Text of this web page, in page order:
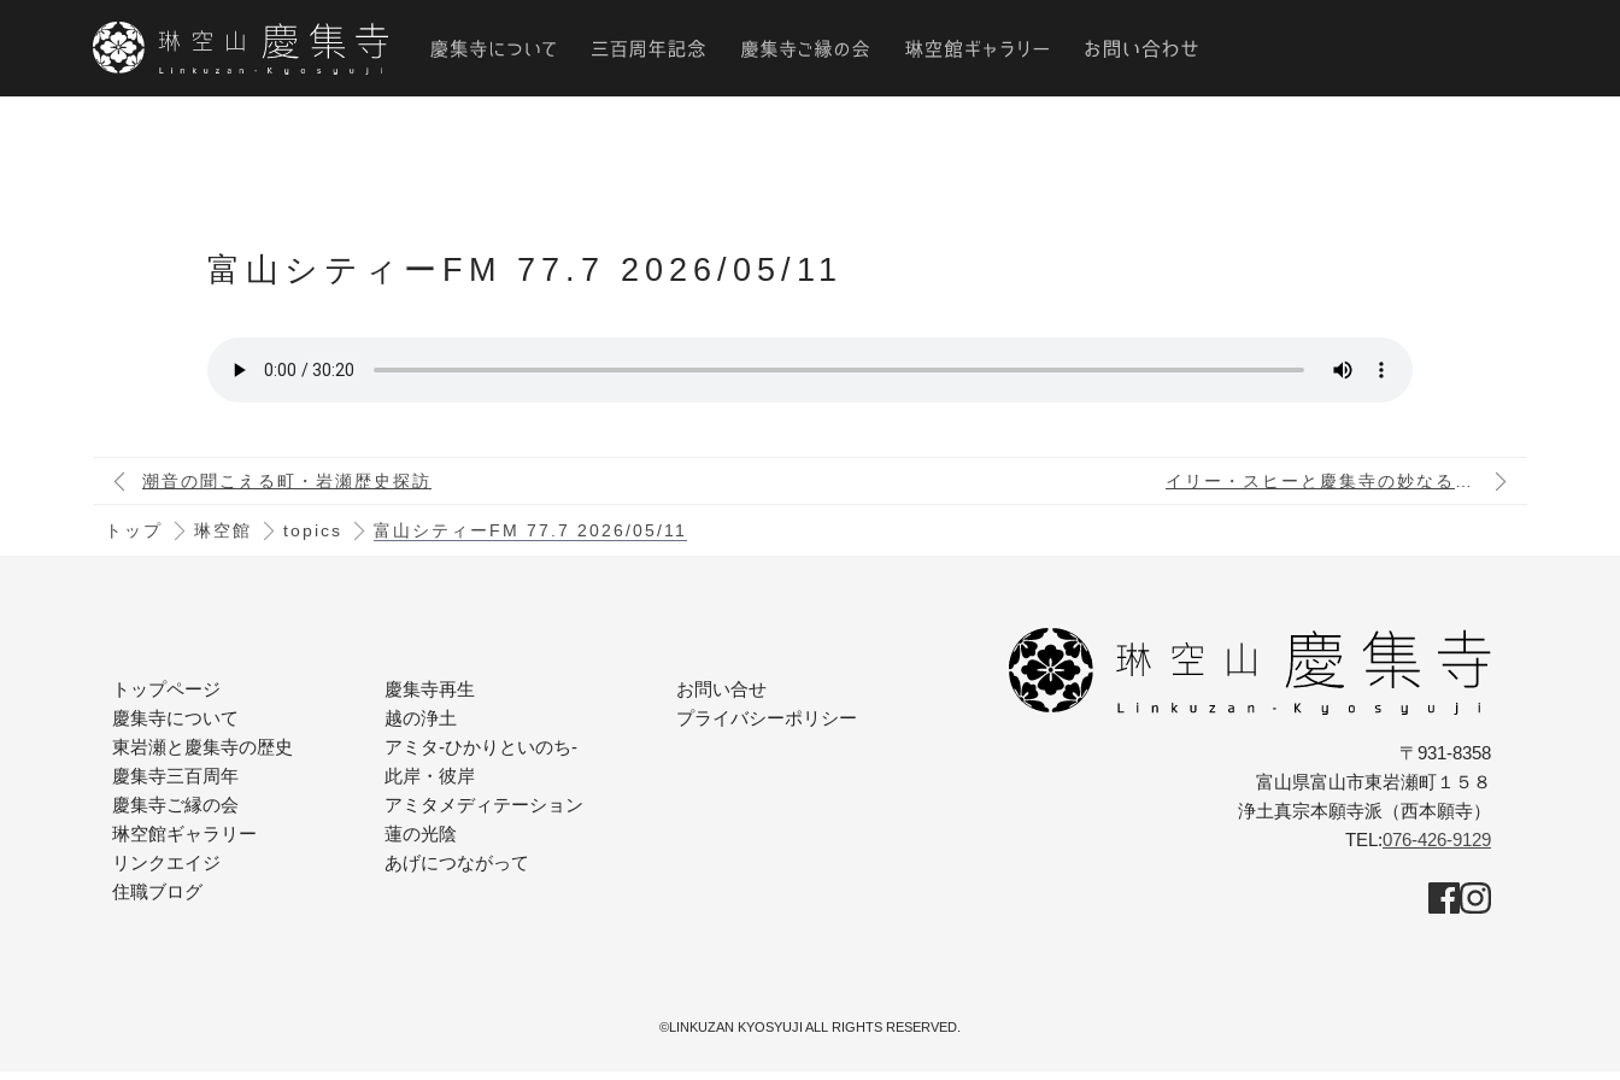
富山シティーFM 77.7 2026/05/11
潮音の聞こえる町・岩瀬歴史探訪
トップ 琳空館 topics 富山シティーFM 77.7 2026/05/11
トップページ
慶集寺について
東岩瀬と慶集寺の歴史
慶集寺三百周年
慶集寺ご縁の会
琳空館ギャラリー
リンクエイジ
住職ブログ
慶集寺再生
越の浄土
アミタ-ひかりといのち-
此岸・彼岸
アミタメディテーション
蓮の光陰
あげにつながって
お問い合せ
プライバシーポリシー
〒931-8358
富山県富山市東岩瀬町１５８
浄土真宗本願寺派（西本願寺）
TEL:076-426-9129
©LINKUZAN KYOSYUJI ALL RIGHTS RESERVED.